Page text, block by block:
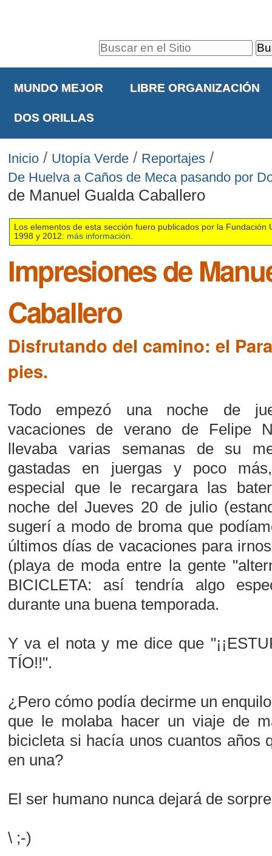
MUNDO MEJOR LIBRE ORGANIZACIÓN
DOS ORILLAS
Inicio / Utopía Verde / Reportajes /
De Huelva a Caños de Meca pasando por
de Manuel Gualda Caballero
Los elementos de esta sección fuero publicados por la Fundación
1998 y 2012: más información.
Impresiones de
Caballero
Disfrutando del camino: el
pies.
Todo empezó una noche de
vacaciones de verano de Felipe
llevaba varias semanas de su
gastadas en juergas y poco
especial que le recargara las
noche del Jueves 20 de julio
sugerí a modo de broma que
últimos días de vacaciones para
(playa de moda entre la gente
BICICLETA: así tendría algo
durante una buena temporada.
Y va el nota y me dice que
TÍO!!".
¿Pero cómo podía decirme un
que le molaba hacer un viaje de
bicicleta si hacía unos cuantos años
en una?
El ser humano nunca dejará de
\ ;-)